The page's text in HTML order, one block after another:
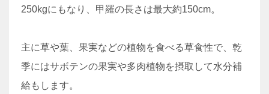
250kgにもなり、甲羅の長さは最大約150cm。
主に草や葉、果実などの植物を食べる草食性で、乾
季にはサボテンの果実や多肉植物を摂取して水分補
給もします。